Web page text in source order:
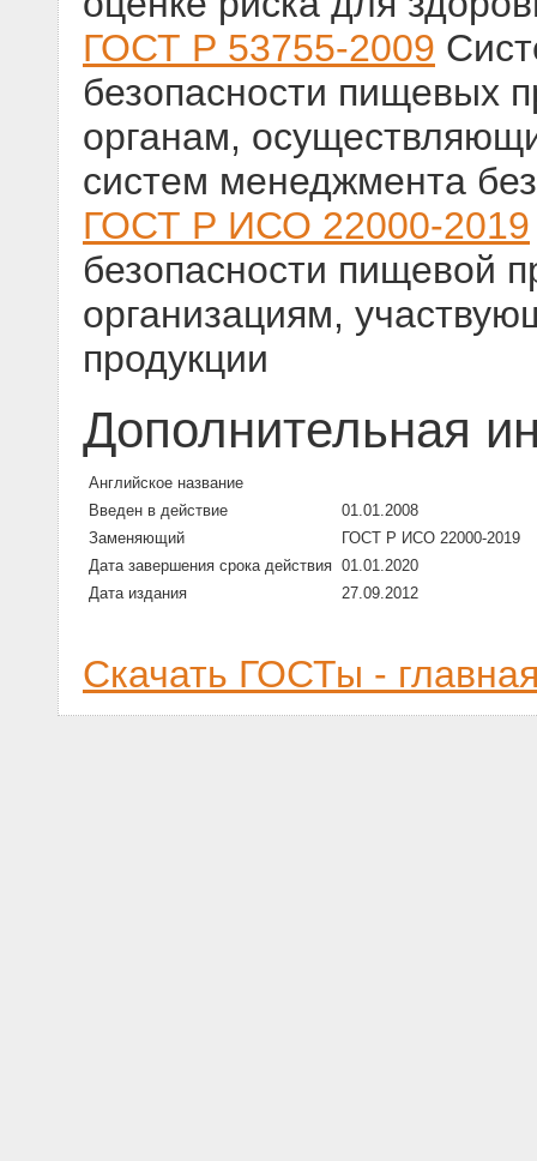
ГОСТ Р 53755-2009
безопасности пищевых
органам,
систем менеджмента
ГОСТ Р ИСО 22000-2019
безопасности пищевой
организациям,
продукции
Дополнительная
Английское название
Введен в действие
01.01.2008
Заменяющий
ГОСТ Р ИСО 22000-2019
Дата завершения срока действия 01.01.2020
Дата издания
27.09.2012
Скачать ГОСТы -